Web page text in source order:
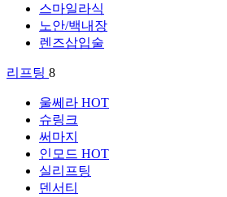
스마일라식
노안/백내장
렌즈삽입술
리프팅 8
울쎄라 HOT
슈링크
써마지
인모드 HOT
실리프팅
덴서티